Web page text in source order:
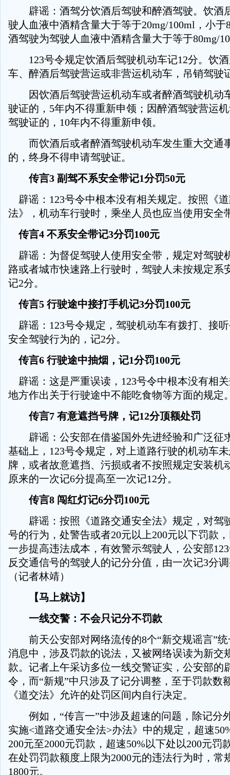
辟谣：酒驾分饮酒后驾驶和醉酒驾驶。饮酒
驶人血液中酒精含量大于等于20mg/100ml，小于
酒驾驶为驾驶人血液中酒精含量大于等于80mg/
123号令规定饮酒后驾驶机动车记12分。饮酒
车、醉酒后驾驶营运或非营运机动车，吊销驾驶
因饮酒后驾驶营运机动车或者醉酒驾驶机动
驶证的，5年内不得重新申领；因醉酒驾驶营运
驾驶证的，10年内不得重新申领。
而饮酒后或者醉酒驾驶机动车发生重大交通
的，终身不得申请驾驶证。
传言3 副驾不系安全带记1分罚50元
辟谣：123号令中根本没有相关规定。按照《
法》，机动车行驶时，乘坐人员也应当使用安全
传言4 不系安全带记3分罚100元
辟谣：为督促驾驶人使用安全带，规定对驾驶
路或者城市快速路上行驶时，驾驶人未按规定系
记2分。
传言5 行驶途中接打手机记3分罚100元
辟谣：123号令规定，驾驶机动车有拨打、接
安全驾驶行为的，记2分。
传言6 行驶途中抽烟，记1分罚100元
辟谣：这是严重误读，123号令中根本没有相
地方作出关于行驶途中不能吃食物等方面的规定
传言7 有意遮挡号牌，记12分顶额处罚
辟谣：公安部在借鉴国外先进经验和广泛征
基础上，123号令规定，对上道路行驶的机动车
牌，或者故意遮挡、污损或者不按照规定安装机
原来的一次记6分提高至一次记12分。
传言8 闯红灯记6分罚100元
辟谣：按照《道路交通安全法》规定，对驾
号的行为，处警告或者20元以上200元以下罚款
一步提高违法成本，有效警示驾驶人，公安部
反交通信号的驾驶人的记分分值，由一次记3分
（记者林靖）
【马上就访】
一线交警：不会只记分不罚款
前天公安部对网络流传的8个“新交规谣言”统
消息中，涉及罚款的说法，又被网络误读为新交
款。记者上午采访多位一线交警证实，公安部的
令，而“新规”中只涉及了记分调整，至于罚款数
《道交法》允许的处罚区间内自行决定。
例如，“传言一”中涉及超速的问题，除记分
实施<道路交通安全法>办法》中的规定，超速
200元至2000元罚款，超速50%以下处以200元罚
在处罚罚款额度上限为2000元的违法行为时，常
1800元。